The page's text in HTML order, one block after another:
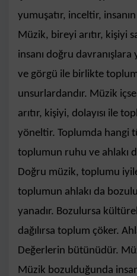
yumuşatır, inceltir, insanın
Müzik, bireyi arıtır, kişiyi
insanı doğru
ve görgü ile birlikte
unsurlardandır. Müzik
arıtır, kişiyi, dolayısı ile
yöneltir. Toplumda hangi
toplumun ruhu ve ahlakı
Doğru müzik, toplumu
toplumun ahlakı da
yanadır. Bozulursa
dağılırsa toplum çöker.
Değerlerin bütünüdür.
Müzik bozulduğunda